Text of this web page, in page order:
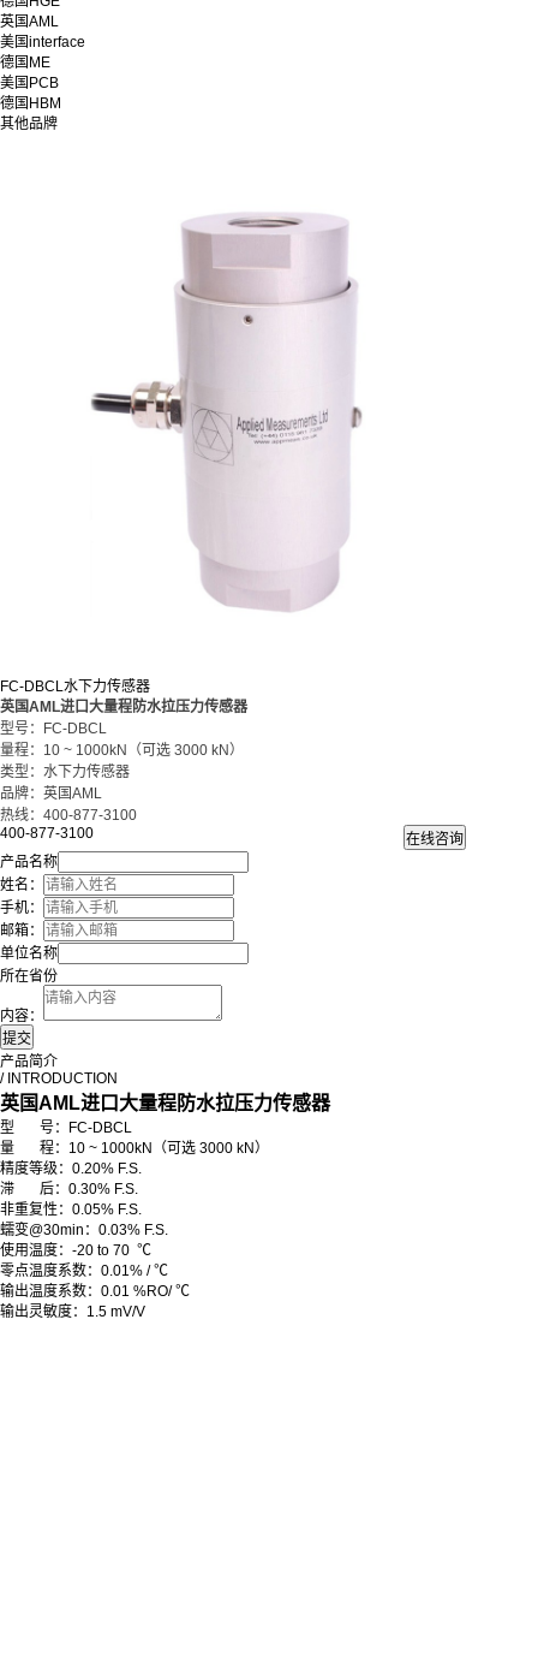
英国AML
美国interface
德国ME
美国PCB
德国HBM
其他品牌
FC-DBCL水下力传感器
英国AML进口大量程防水拉压力传感器
型号：FC-DBCL
量程：10 ~ 1000kN（可选 3000 kN）
类型：水下力传感器
品牌：英国AML
热线：400-877-3100
400-877-3100
产品名称
姓名：
手机：
邮箱：
单位名称
所在省份
内容：
产品简介
/ INTRODUCTION
英国AML进口大量程防水拉压力传感器
型 号：FC-DBCL
量 程：10 ~ 1000kN（可选 3000 kN）
精度等级：0.20% F.S.
滞 后：0.30% F.S.
非重复性：0.05% F.S.
蠕变@30min：0.03% F.S.
使用温度：-20 to 70 ℃
零点温度系数：0.01% / ℃
输出温度系数：0.01 %RO/ ℃
输出灵敏度：1.5 mV/V